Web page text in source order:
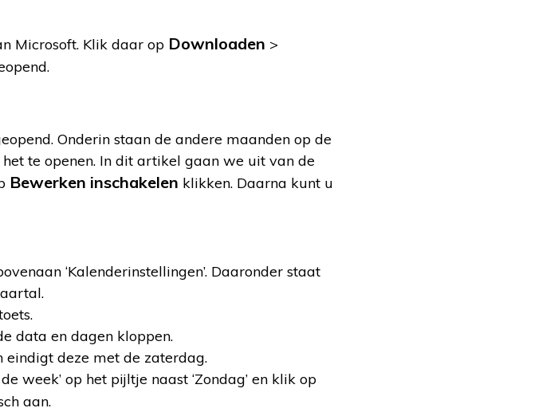
Microsoft. Klik daar op Downloaden >
Onderin staan de andere maanden op de
te openen. In dit artikel gaan we uit van de
Bewerken inschakelen klikken. Daarna kunt u
‘Kalenderinstellingen’. Daaronder staat
data en dagen kloppen.
deze met de zaterdag.
week’ op het pijltje naast ‘Zondag’ en klik op
aan.